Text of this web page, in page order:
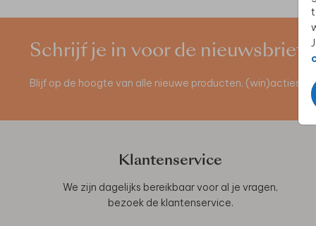
Schrijf je in voor de nieuwsbrief
Blijf op de hoogte van alle nieuwe producten, (win)acties
Klantenservice
We zijn dagelijks bereikbaar voor al je vragen,
bezoek de klantenservice.